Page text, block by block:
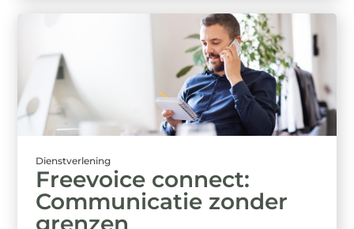
Dienstverlening
Freevoice connect:
Communicatie zonder
grenzen